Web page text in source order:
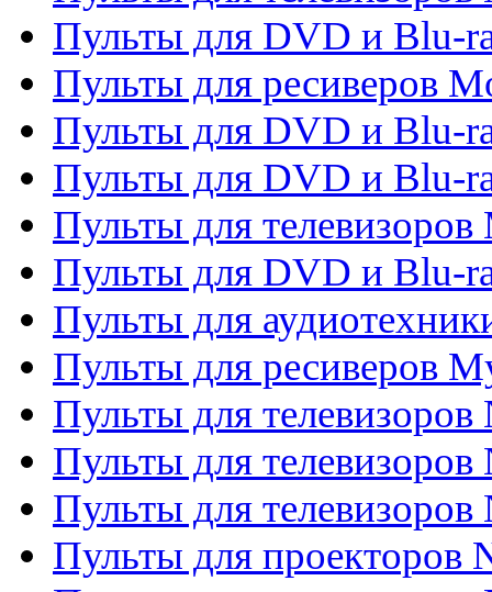
Пульты для DVD и Blu-
Пульты для ресиверов
Пульты для DVD и Blu-
Пульты для DVD и Blu-
Пульты для телевизоров
Пульты для DVD и Blu-
Пульты для
Пульты для ресиверов
Пульты для телевизоров
Пульты для телевизоров
Пульты для телевизоров
Пульты для проекторов